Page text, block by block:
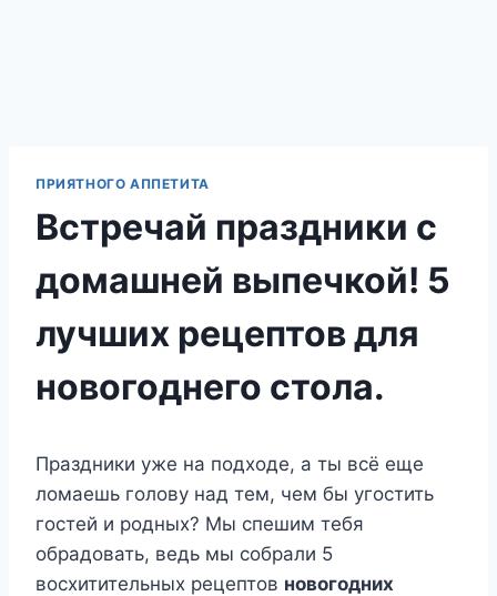
ПРИЯТНОГО АППЕТИТА
Встречай праздники с
домашней выпечкой! 5
лучших рецептов для
новогоднего стола.
Праздники уже на подходе, а ты всё еще
ломаешь голову над тем, чем бы угостить
гостей и родных? Мы спешим тебя
обрадовать, ведь мы собрали 5
восхитительных рецептов новогодних